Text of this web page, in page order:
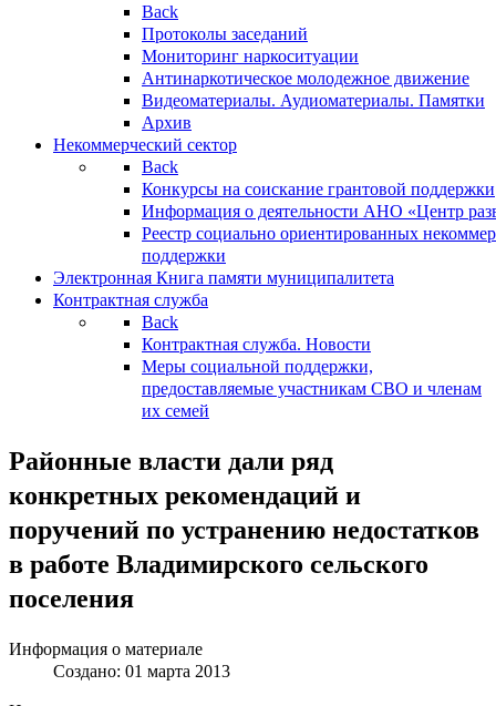
Back
Протоколы заседаний
Мониторинг наркоситуации
Антинаркотическое молодежное движение
Видеоматериалы. Аудиоматериалы. Памятки
Архив
Некоммерческий сектор
Back
Конкурсы на соискание грантовой поддержки
Информация о деятельности АНО «Центр
Реестр социально ориентированных
поддержки
Электронная Книга памяти муниципалитета
Контрактная служба
Back
Контрактная служба. Новости
Меры социальной поддержки,
предоставляемые участникам СВО и членам
их семей
Районные власти дали ряд
конкретных рекомендаций и
поручений по устранению недостатков
в работе Владимирского сельского
поселения
Информация о материале
Создано: 01 марта 2013